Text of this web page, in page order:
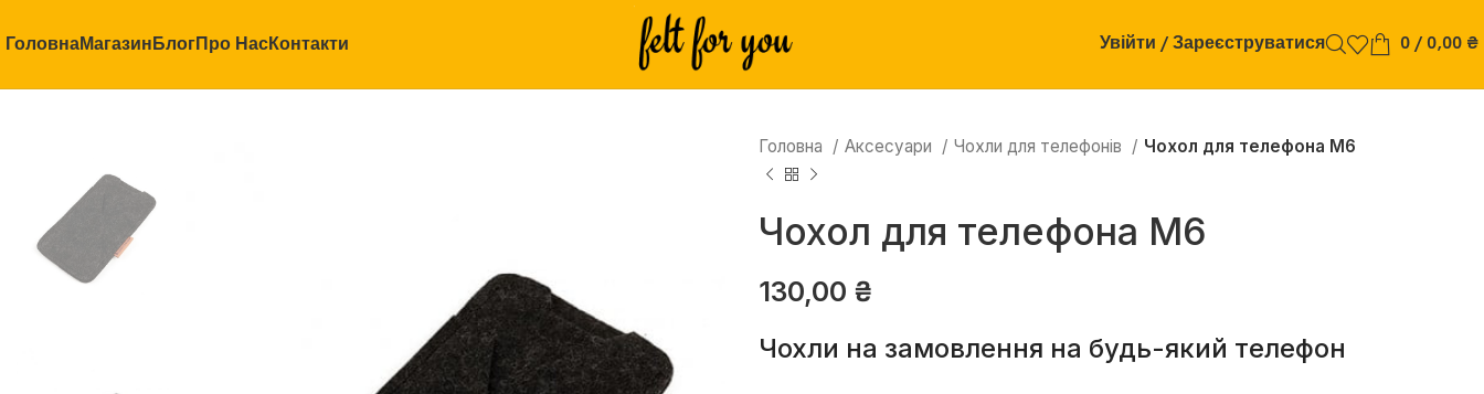
ГоловнаМагазин БлогПро НасКонтакти Увійти / Зареєструватися 0 / 0,00 ₴
Головна Аксесуари Чохли для телефонів Чохол для телефона М6
Чохол для телефона М6
130,00 ₴
Чохли на замовлення на будь-який телефон